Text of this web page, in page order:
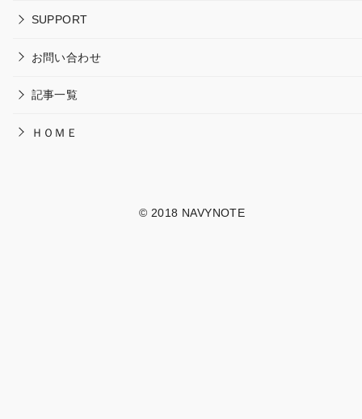
SUPPORT
お問い合わせ
記事一覧
ＨＯＭＥ
© 2018 NAVYNOTE